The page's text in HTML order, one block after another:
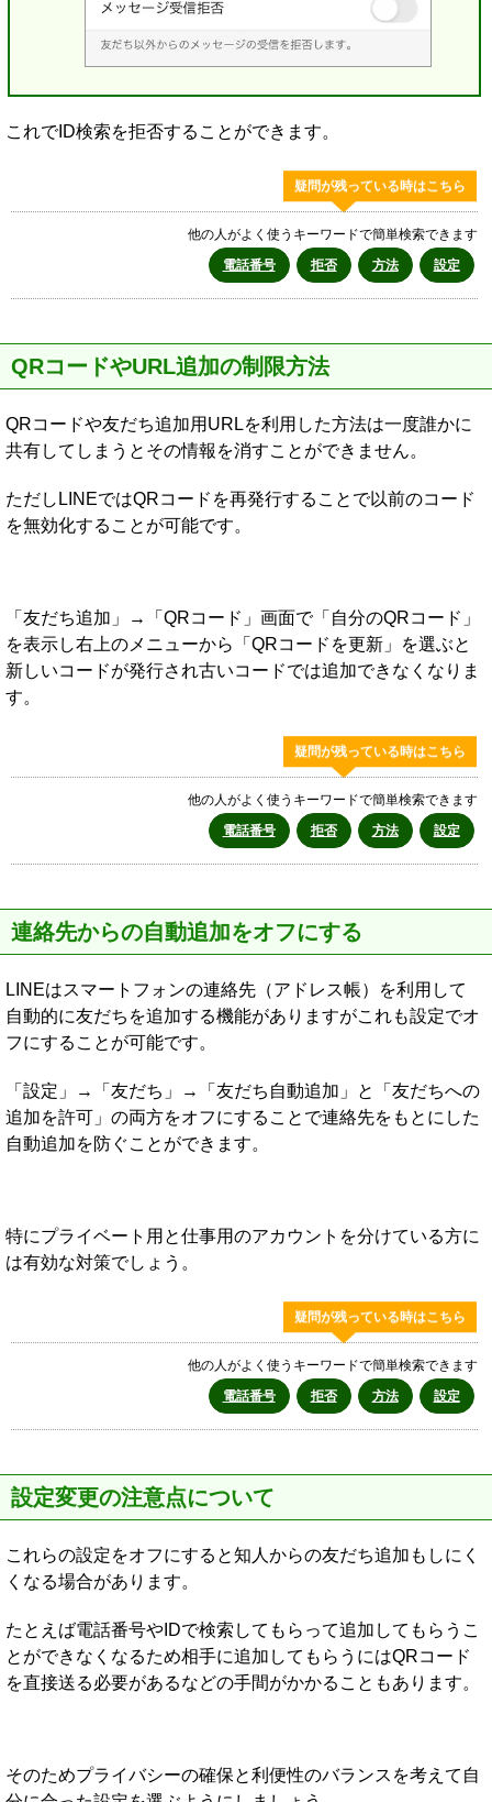
これでID検索を拒否することができます。
疑問が残っている時はこちら
他の人がよく使うキーワードで簡単検索できます
電話番号
拒否 方法 設定
QRコードやURL追加の制限方法
QRコードや友だち追加用URLを利用した方法は一度誰かに
共有してしまうとその情報を消すことができません。
ただしLINEではQRコードを再発行することで以前のコード
を無効化することが可能です。
「友だち追加」→「QRコード」画面で「自分のQRコード」
を表示し右上のメニューから「QRコードを更新」を選ぶと
新しいコードが発行され古いコードでは追加できなくなりま
す。
疑問が残っている時はこちら
他の人がよく使うキーワードで簡単検索できます
電話番号
拒否 方法 設定
連絡先からの自動追加をオフにする
LINEはスマートフォンの連絡先（アドレス帳）を利用して
自動的に友だちを追加する機能がありますがこれも設定でオ
フにすることが可能です。
「設定」→「友だち」→「友だち自動追加」と「友だちへの
追加を許可」の両方をオフにすることで連絡先をもとにした
自動追加を防ぐことができます。
特にプライベート用と仕事用のアカウントを分けている方に
は有効な対策でしょう。
疑問が残っている時はこちら
他の人がよく使うキーワードで簡単検索できます
電話番号
拒否 方法 設定
設定変更の注意点について
これらの設定をオフにすると知人からの友だち追加もしにく
くなる場合があります。
たとえば電話番号やIDで検索してもらって追加してもらうこ
とができなくなるため相手に追加してもらうにはQRコード
を直接送る必要があるなどの手間がかかることもあります。
そのためプライバシーの確保と利便性のバランスを考えて自